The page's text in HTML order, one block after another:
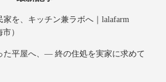
家を、キッチン兼ラボへ｜lalafarm
）
た平屋へ、― 終の住処を実家に求めて